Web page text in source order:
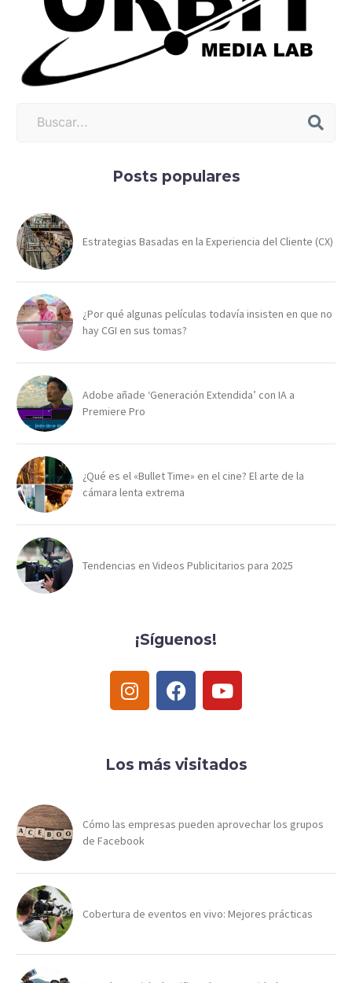
Posts populares
Estrategias Basadas en la Experiencia del Cliente (CX)
¿Por qué algunas películas todavía insisten en que no
hay CGI en sus tomas?
Adobe añade ‘Generación Extendida’ con IA a
Premiere Pro
¿Qué es el «Bullet Time» en el cine? El arte de la
cámara lenta extrema
Tendencias en Videos Publicitarios para 2025
¡Síguenos!
Los más visitados
Cómo las empresas pueden aprovechar los grupos
de Facebook
Cobertura de eventos en vivo: Mejores prácticas